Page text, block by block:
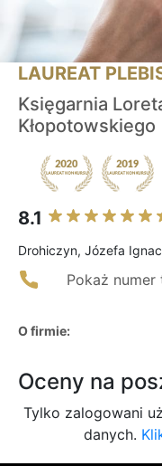
LAUREAT
Księgarnia
Kłopotowskiego
8.1
Drohiczyn, Józefa
Pokaż numer
O firmie:
Oceny na
Tylko zalogowani
danych.